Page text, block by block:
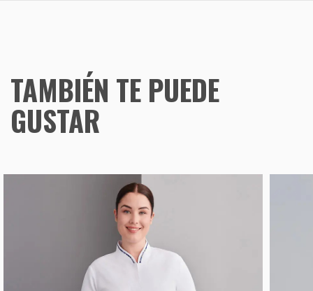
TAMBIÉN TE PUEDE
GUSTAR